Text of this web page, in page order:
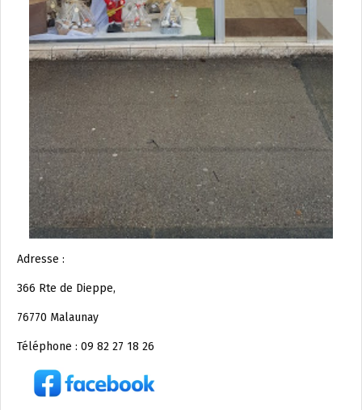
Adresse :
366 Rte de Dieppe,
76770 Malaunay
Téléphone : 09 82 27 18 26